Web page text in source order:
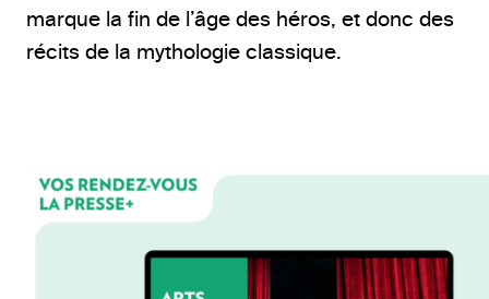
marque la fin de l’âge des héros, et donc des
récits de la mythologie classique.